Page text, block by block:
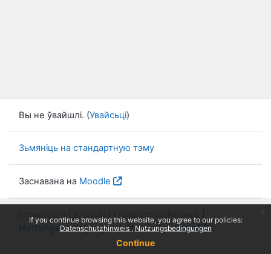
If you continue browsing this website, you agree to our policies:
Datenschutzhinweis
Nutzungsbedingungen
Continue
Вы не ўвайшлі. (Увайсьці)
Зьмяніць на стандартную тэму
Заснавана на Moodle
Impressum Kontakt Datenschutzhinweis
Nutzungsbedingungen|Knowledge Base